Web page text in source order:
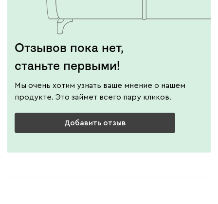
Отзывов пока нет,
станьте первыми!
Мы очень хотим узнать ваше мнение о нашем
продукте. Это займет всего пару кликов.
Добавить отзыв